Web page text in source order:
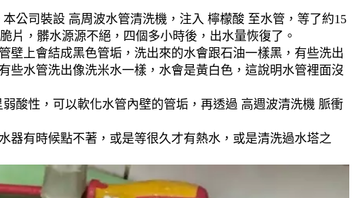
公司裝設 高周波水管清洗機，注入 檸檬酸 至水管，等了約15
片，髒水源源不絕，四個多小時後，出水量恢復了。
壁上會結成黑色管垢，洗出來的水會跟石油一樣黑，有些洗出
水管洗出像洗米水一樣，水會是黃白色，這說明水管裡面沒
酸性，可以軟化水管內壁的管垢，再透過 高週波清洗機 脈衝
器有時候點不著，或是等很久才有熱水，或是清洗過水塔之